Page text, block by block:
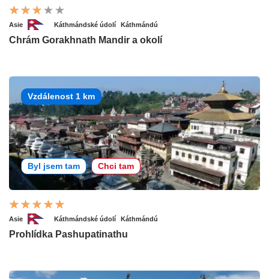
Asie Káthmándské údolí Káthmándú
Chrám Gorakhnath Mandir a okolí
Vzdálenost 1 km
Byl jsem tam Chci tam
Asie Káthmándské údolí Káthmándú
Prohlídka Pashupatinathu